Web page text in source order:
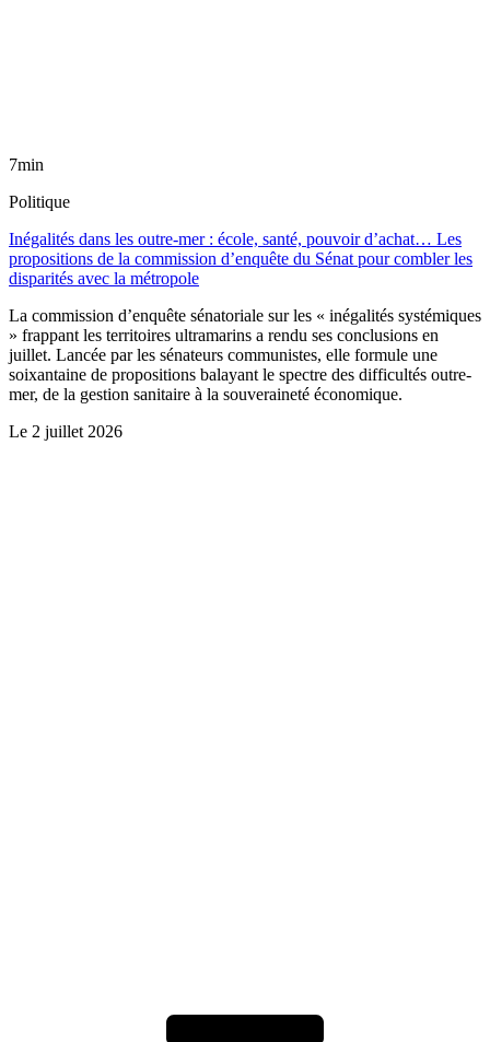
7min
Politique
Inégalités dans les outre-mer : école, santé, pouvoir d’achat… Les
propositions de la commission d’enquête du Sénat pour combler les
disparités avec la métropole
La commission d’enquête sénatoriale sur les « inégalités systémiques
» frappant les territoires ultramarins a rendu ses conclusions en
juillet. Lancée par les sénateurs communistes, elle formule une
soixantaine de propositions balayant le spectre des difficultés outre-
mer, de la gestion sanitaire à la souveraineté économique.
Le 2 juillet 2026